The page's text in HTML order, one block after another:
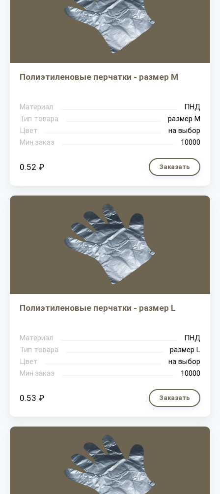
Полиэтиленовые перчатки - размер M
Материал
ПНД
Тип товара
размер М
Цвет
на выбор
Мин.заказ
10000
0.52 ₽ Заказать
Полиэтиленовые перчатки - размер L
Материал
ПНД
Тип товара
размер L
Цвет
на выбор
Мин.заказ
10000
0.53 ₽ Заказать